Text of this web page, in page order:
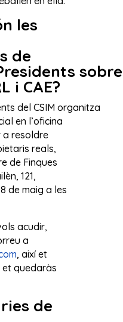
les
de
sobre
i CAE?
del CSIM organitza
en l’oficina
a resoldre
reals,
de Finques
121,
de maig a les
acudir,
a
, així et
quedaràs
de